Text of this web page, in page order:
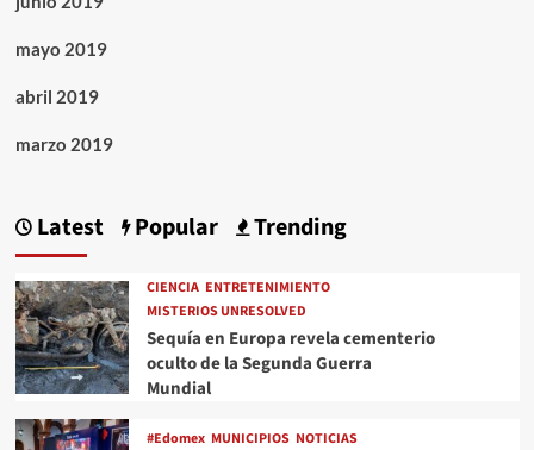
mayo 2019
abril 2019
marzo 2019
Latest Popular Trending
CIENCIA ENTRETENIMIENTO
MISTERIOS UNRESOLVED
Sequía en Europa revela cementerio
oculto de la Segunda Guerra
Mundial
#Edomex MUNICIPIOS NOTICIAS